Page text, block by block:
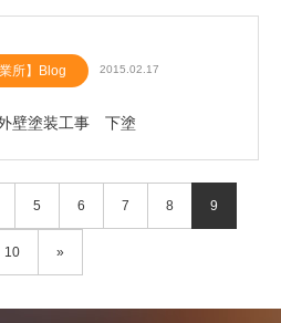
所】Blog 2015.02.17
壁塗装工事 下塗
5 6 7 8 9
10 »